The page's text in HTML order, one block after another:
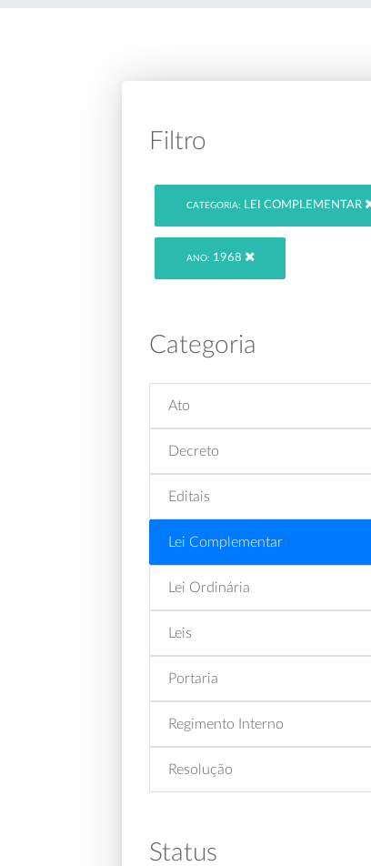
Filtro
CATEGORIA: LEI COMPLEMENTAR
ANO: 1968
Categoria
Ato
Decreto
Editais
Lei Complementar
Lei Ordinária
Leis
Portaria
Regimento Interno
Resolução
Status